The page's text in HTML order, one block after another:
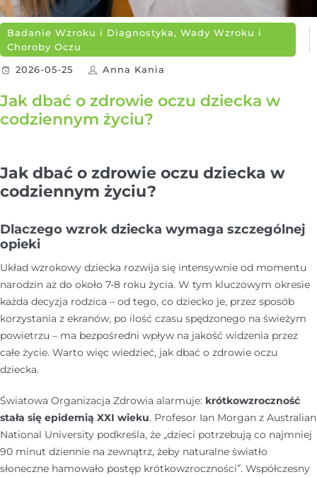
Badanie Wzroku i Diagnostyka, Wady Wzroku i
Choroby Oczu
2026-05-25
Anna Kania
Jak dbać o zdrowie oczu dziecka w
codziennym życiu?
Jak dbać o zdrowie oczu dziecka w
codziennym życiu?
Dlaczego wzrok dziecka wymaga szczególnej
opieki
Układ wzrokowy dziecka rozwija się intensywnie od momentu
narodzin aż do około 7-8 roku życia. W tym kluczowym okresie
każda decyzja rodzica – od tego, co dziecko je, przez sposób
korzystania z ekranów, po ilość czasu spędzonego na świeżym
powietrzu – ma bezpośredni wpływ na jakość widzenia przez
całe życie. Warto więc wiedzieć, jak dbać o zdrowie oczu
dziecka.
Światowa Organizacja Zdrowia alarmuje: krótkowzroczność
stała się epidemią XXI wieku. Profesor Ian Morgan z Australian
National University podkreśla, że „dzieci potrzebują co najmniej
90 minut dziennie na zewnątrz, żeby naturalne światło
słoneczne hamowało postęp krótkowzroczności”. Współczesny